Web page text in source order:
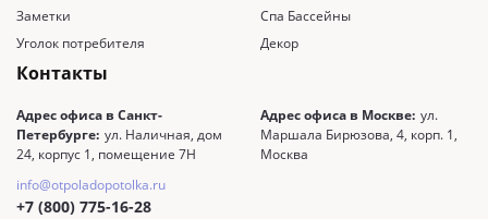
Заметки
Уголок потребителя
Спа Бассейны
Декор
Контакты
Адрес офиса в Санкт-
Петербурге: ул. Наличная, дом
24, корпус 1, помещение 7Н
Адрес офиса в Москве: ул.
Маршала Бирюзова, 4, корп. 1,
Москва
info@otpoladopotolka.ru
+7 (800) 775-16-28